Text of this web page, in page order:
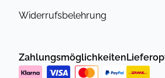
Widerrufsbelehrung
Zahlungsmöglichkeiten